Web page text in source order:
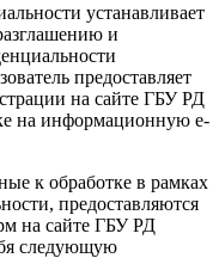
устанавливает
и
предоставляет
на сайте ГБУ РД
на информационную e-
к обработке в рамках
предоставляются
на сайте ГБУ РД
следующую